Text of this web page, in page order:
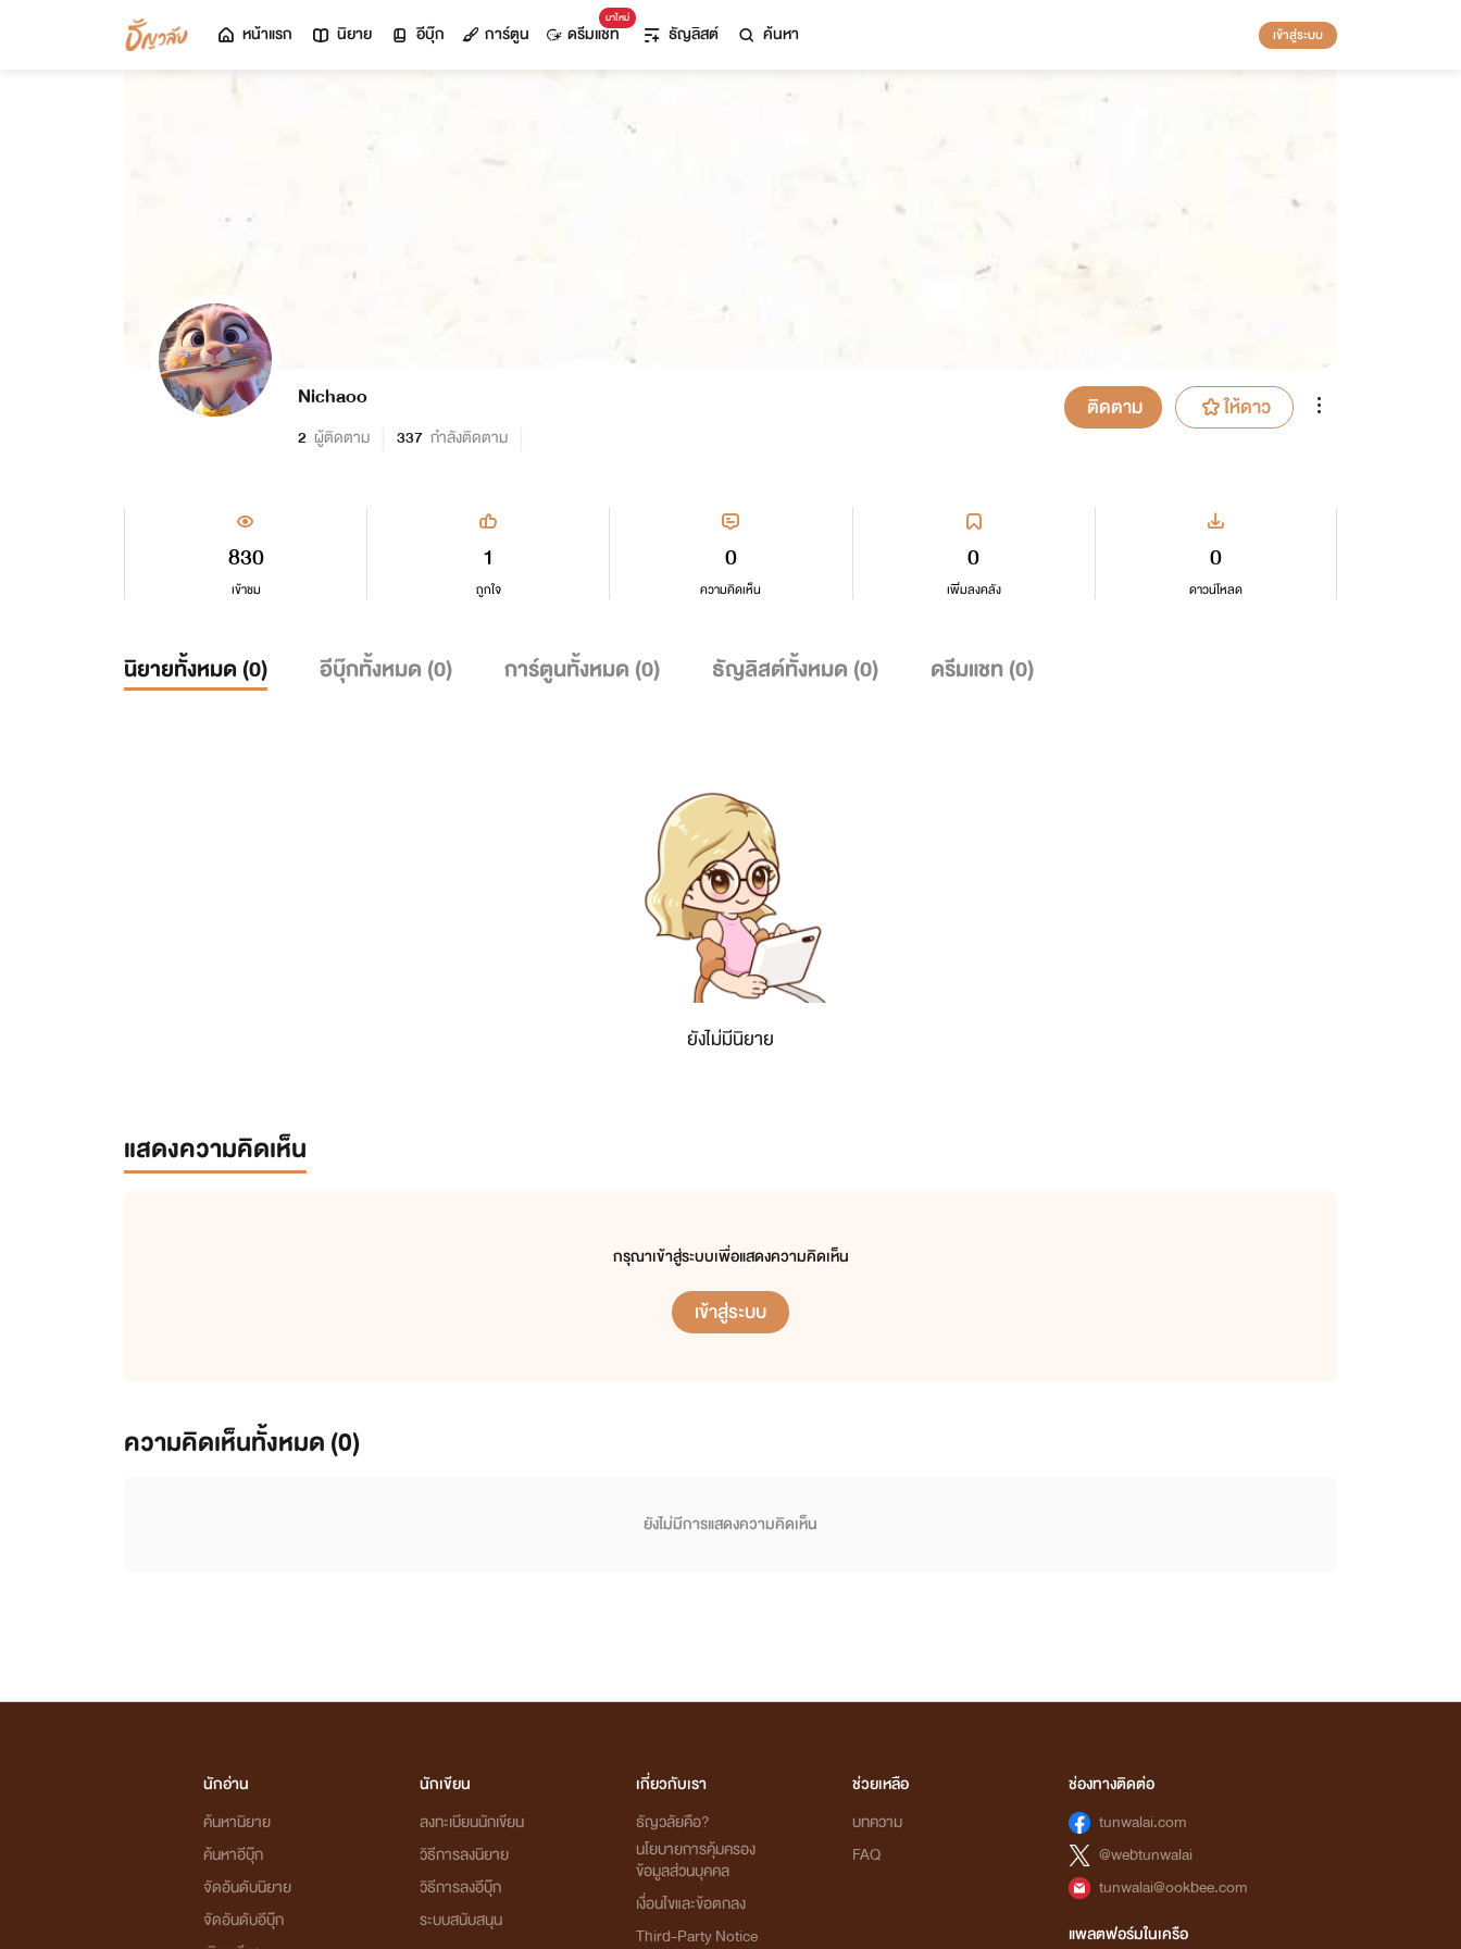
หน้าแรก นิยาย อีบุ๊ก การ์ตูน
มาใหม่
ดรีมแชท ธัญลิสต์ ค้นหา เข้าสู่ระบบ
Nichaoo
2 ผู้ติดตาม 337 กำลังติดตาม
ติดตาม ให้ดาว
830
เข้าชม
0
เพิ่มลงคลัง
1
ถูกใจ
0
ดาวน์โหลด
0
ความคิดเห็น
นิยายทั้งหมด (0) อีบุ๊กทั้งหมด (0) การ์ตูนทั้งหมด (0) ธัญลิสต์ทั้งหมด (0) ดรีมแชท (0)
ยังไม่มีนิยาย
แสดงความคิดเห็น
กรุณาเข้าสู่ระบบเพื่อแสดงความคิดเห็น
เข้าสู่ระบบ
ความคิดเห็นทั้งหมด (0)
ยังไม่มีการแสดงความคิดเห็น
นักอ่าน
ค้นหานิยาย
ค้นหาอีบุ๊ก
จัดอันดับนิยาย
จัดอันดับอีบุ๊ก
นักเขียน
ลงทะเบียนนักเขียน
วิธีการลงนิยาย
วิธีการลงอีบุ๊ก
ระบบสนับสนุน
เกี่ยวกับเรา
ธัญวลัยคือ?
นโยบายการคุ้มครอง
ข้อมูลส่วนบุคคล
เงื่อนไขและข้อตกลง
Third-Party Notice
ช่วยเหลือ
บทความ
FAQ
ช่องทางติดต่อ
tunwalai.com
@webtunwalai
tunwalai@ookbee.com
แพลตฟอร์มในเครือ